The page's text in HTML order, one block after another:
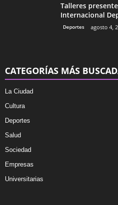
Talleres
Internacional
Deportes agosto 4,
CATEGORÍAS MÁS
La Ciudad
Cultura
Deportes
Salud
Sociedad
Empresas
Universitarias